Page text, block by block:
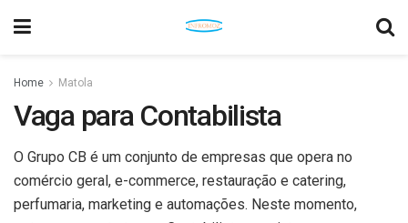
Home Matola
Vaga para Contabilista
O Grupo CB é um conjunto de empresas que opera no
comércio geral, e-commerce, restauração e catering,
perfumaria, marketing e automações. Neste momento,